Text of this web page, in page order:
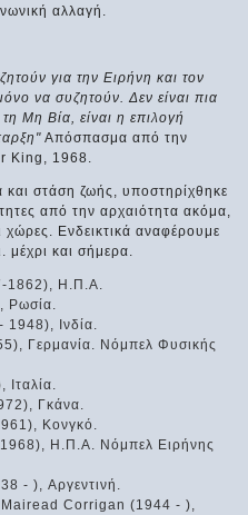
αλλαγή.
για την Ειρήνη και τον
να συζητούν. Δεν είναι πια
Μη Βία, είναι η επιλογή
Απόσπασμα από την
King, 1968.
στάση ζωής, υποστηρίχθηκε
από την αρχαιότητα ακόμα,
χώρες. Ενδεικτικά αναφέρουμε
μέχρι και σήμερα.
1862), Η.Π.Α.
Ρωσία.
Ινδία.
Γερμανία. Νόμπελ Φυσικής
Γκάνα.
Κονγκό.
Η.Π.Α. Νόμπελ Ειρήνης
- ), Αργεντινή.
Corrigan (1944 - ),